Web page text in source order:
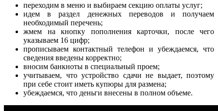
переходим в меню и выбираем секцию оплаты услуг;
идем в раздел денежных переводов и получаем
необходимый перечень;
жмем на кнопку пополнения карточки, после чего
указываем 16 цифр;
прописываем контактный телефон и убеждаемся, что
сведения введены корректно;
вносим банкноты в специальный проем;
учитываем, что устройство сдачи не выдает, поэтому
при себе стоит иметь купюры для размена;
убеждаемся, что деньги внесены в полном объеме.